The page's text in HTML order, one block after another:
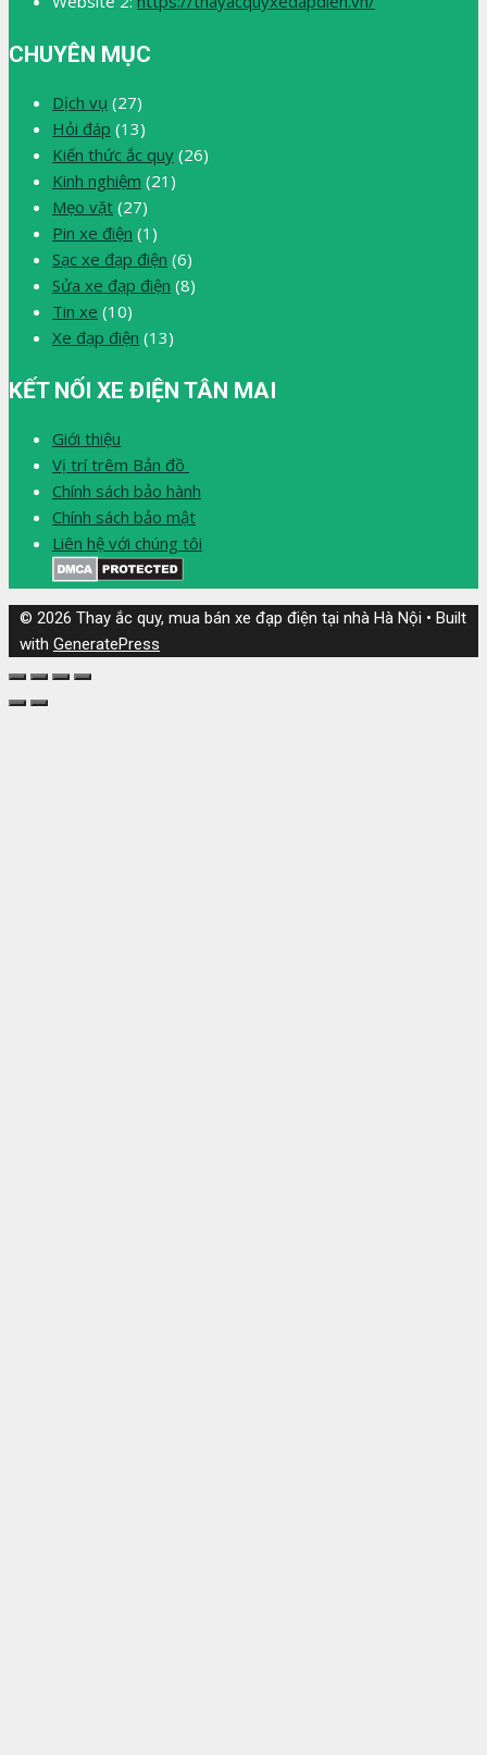
CHUYÊN MỤC
Dịch vụ (27)
Hỏi đáp (13)
Kiến thức ắc quy (26)
Kinh nghiệm (21)
Mẹo vặt (27)
Pin xe điện (1)
Sạc xe đạp điện (6)
Sửa xe đạp điện (8)
Tin xe (10)
Xe đạp điện (13)
KẾT NỐI XE ĐIỆN TÂN MAI
Giới thiệu
Vị trí trêm Bản đồ
Chính sách bảo hành
Chính sách bảo mật
Liên hệ với chúng tôi
© 2026 Thay ắc quy, mua bán xe đạp điện tại nhà Hà Nội • Built
with GeneratePress